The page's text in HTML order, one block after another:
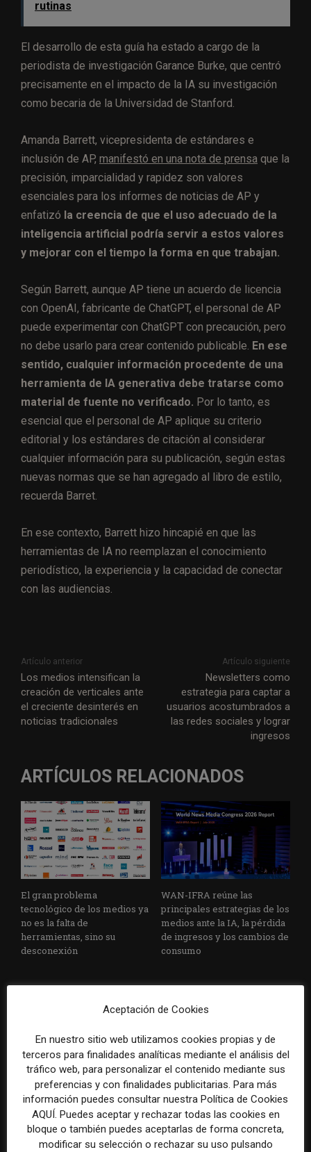
rutinas
El desarrollo de esta guía ha estado a cargo de la
periodista de investigación Garance Burke, que centró
precisamente en el impacto de la IA su investigación
como becaria de la Universidad de Stanford.
Amanda Barrett, vicepresidenta de estándares e
inclusión de AP, manifestó en una nota de prensa que la
precisión, imparcialidad y rapidez son valores
esenciales para los informes de noticias de AP y
enfatizó la creencia de que el uso adecuado de la
inteligencia artificial podría servir a estos valores
y mejorar con el tiempo la forma en que trabajan.
Según Barrett, aunque AP tiene un acuerdo de licencia
con OpenAI, fabricante de ChatGPT, el personal de AP
puede experimentar con ChatGPT con precaución, pero
no debe usarlo para crear contenido publicable. En ese
sentido, cualquier información procedente de una
herramienta de IA generativa debe tratarse como
material de fuente no verificado. Por lo tanto, es
esencial que el personal de AP aplique su criterio
editorial y los estándares de citación al considerar
cualquier información para su publicación, según estas
nuevas normas que se han agregado al libro de estilo,
recuerda Barret.
En ese contexto, Barrett hizo hincapié en que las
herramientas de IA no reemplazan el conocimiento
periodístico, la experiencia y la capacidad de conectar
con las audiencias.
Artículo anterior
Los medios intensifican la
creación de verticales ante
el creciente desinterés en
noticias tradicionales
Artículo siguiente
Newsletters como
estrategia para captar a
usuarios acostumbrados a
las redes sociales y lograr
ingresos
ARTÍCULOS RELACIONADOS
El gran problema
tecnológico de los medios ya
no es la falta de
herramientas, sino su
desconexión
WAN-IFRA reúne las
principales estrategias de los
medios ante la IA, la pérdida
de ingresos y los cambios de
consumo
Veinte ejemplos de uso de la
IA en redacciones, productos
y negocios periodísticos
La bolsa ha borrado hasta el
98% del valor de algunos
grandes grupos de prensa
tradicionales
Aceptación de Cookies
En nuestro sitio web utilizamos cookies propias y de
terceros para finalidades analíticas mediante el análisis del
tráfico web, para personalizar el contenido mediante sus
preferencias y con finalidades publicitarias. Para más
información puedes consultar nuestra Política de Cookies
AQUÍ. Puedes aceptar y rechazar todas las cookies en
bloque o también puedes aceptarlas de forma concreta,
modificar su selección o rechazar su uso pulsando